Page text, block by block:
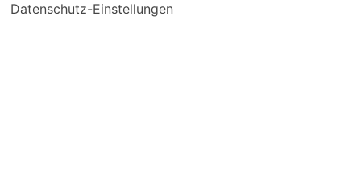
Datenschutz-Einstellungen